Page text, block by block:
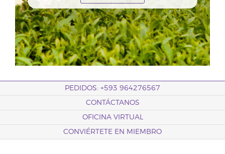
PEDIDOS: +593 964276567
CONTÁCTANOS
OFICINA VIRTUAL
CONVIÉRTETE EN MIEMBRO